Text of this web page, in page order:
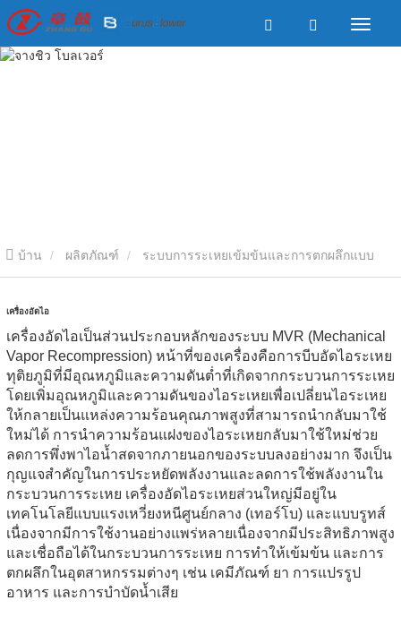
บ้าน ผลิตภัณฑ์ ระบบการระเหยเข้มข้นและการตกผลึกแบบ
เครื่องอัดไอ
เครื่องอัดไอเป็นส่วนประกอบหลักของระบบ MVR (Mechanical
Vapor Recompression) หน้าที่ของเครื่องคือการบีบอัดไอระเหย
ทุติยภูมิที่มีอุณหภูมิและความดันต่ำที่เกิดจากกระบวนการระเหย
โดยเพิ่มอุณหภูมิและความดันของไอระเหยเพื่อเปลี่ยนไอระเหย
ให้กลายเป็นแหล่งความร้อนคุณภาพสูงที่สามารถนำกลับมาใช้
ใหม่ได้ การนำความร้อนแฝงของไอระเหยกลับมาใช้ใหม่ช่วย
ลดการพึ่งพาไอน้ำสดจากภายนอกของระบบลงอย่างมาก จึงเป็น
กุญแจสำคัญในการประหยัดพลังงานและลดการใช้พลังงานใน
กระบวนการระเหย เครื่องอัดไอระเหยส่วนใหญ่มีอยู่ใน
เทคโนโลยีแบบแรงเหวี่ยงหนีศูนย์กลาง (เทอร์โบ) และแบบรูทส์
เนื่องจากมีการใช้งานอย่างแพร่หลายเนื่องจากมีประสิทธิภาพสูง
และเชื่อถือได้ในกระบวนการระเหย การทำให้เข้มข้น และการ
ตกผลึกในอุตสาหกรรมต่างๆ เช่น เคมีภัณฑ์ ยา การแปรรูป
อาหาร และการบำบัดน้ำเสีย